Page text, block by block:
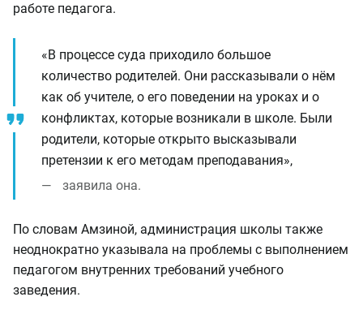
работе педагога.
«В процессе суда приходило большое
количество родителей. Они рассказывали о нём
как об учителе, о его поведении на уроках и о
конфликтах, которые возникали в школе. Были
родители, которые открыто высказывали
претензии к его методам преподавания»,
заявила она.
По словам Амзиной, администрация школы также
неоднократно указывала на проблемы с выполнением
педагогом внутренних требований учебного
заведения.